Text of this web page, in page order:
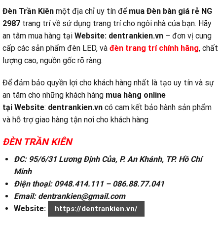
Đèn Trần Kiên một địa chỉ uy tín để mua Đèn bàn giá rẻ NG
2987 trang trí về sử dụng trang trí cho ngôi nhà của bạn. Hãy
an tâm mua hàng tại Website: dentrankien.vn – đơn vị cung
cấp các sản phẩm đèn LED, và đèn trang trí chính hãng, chất
lượng cao, nguồn gốc rõ ràng.
Để đảm bảo quyền lợi cho khách hàng nhất là tạo uy tín và sự
an tâm cho những khách hàng mua hàng online
tại Website: dentrankien.vn có cam kết bảo hành sản phẩm
và hỗ trợ giao hàng tận nơi cho khách hàng
ĐÈN TRẦN KIÊN
ĐC: 95/6/31 Lương Định Của, P. An Khánh, TP. Hồ Chí
Minh
Điện thoại: 0948.414.111 – 086.88.77.041
Email: dentrankien@gmail.com
Website:
https://dentrankien.vn/